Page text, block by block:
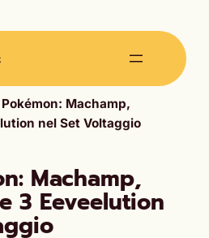
Pokémon: Machamp,
nel Set Voltaggio
Machamp,
3 Eeveelution